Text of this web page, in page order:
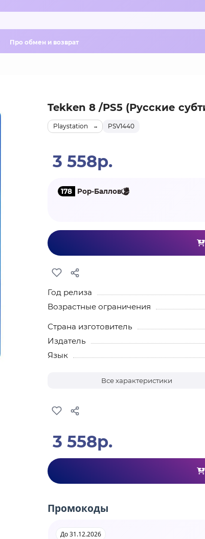
Про обмен и возврат
Tekken 8 /PS5 (Русские
PSV1440
Playstation
3 558р.
178 Pop-Баллов
Год релиза
Возрастные ограничения
Страна изготовитель
Издатель
Язык
Все характеристики
3 558р.
Промокоды
До 31.12.2026